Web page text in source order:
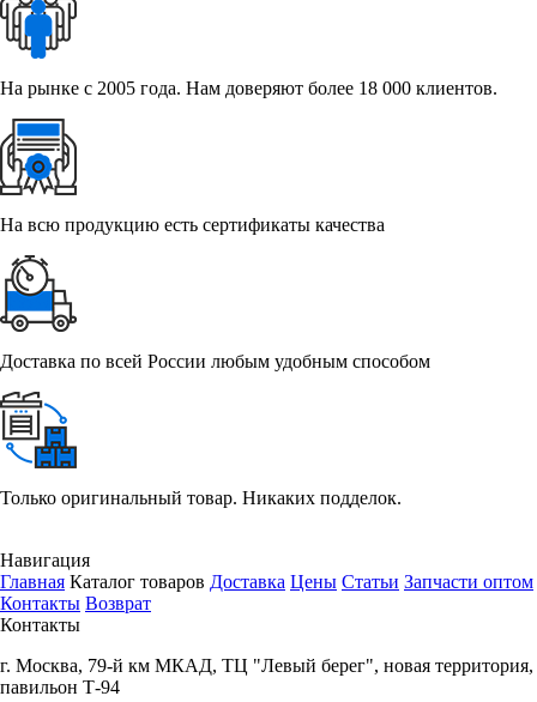
На рынке с 2005 года. Нам доверяют более 18 000 клиентов.
На всю продукцию есть сертификаты качества
Доставка по всей России любым удобным способом
Только оригинальный товар. Никаких подделок.
Навигация
Главная Каталог товаров Доставка Цены Статьи Запчасти оптом
Контакты Возврат
Контакты
г. Москва, 79-й км МКАД, ТЦ "Левый берег", новая территория,
павильон Т-94